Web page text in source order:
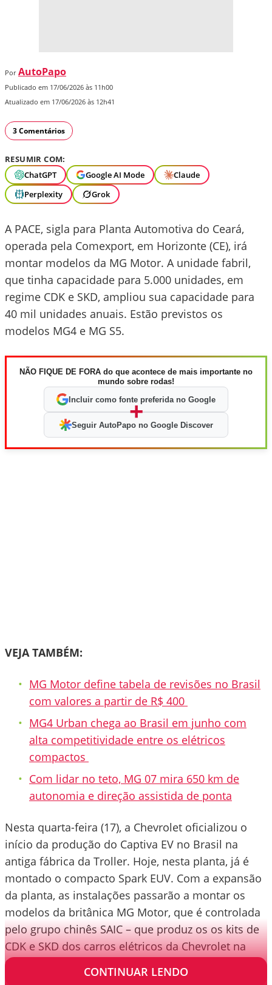
Por AutoPapo
Publicado em 17/06/2026 às 11h00
Atualizado em 17/06/2026 às 12h41
3 Comentários
RESUMIR COM:
ChatGPT
Google AI Mode
Claude
Perplexity
Grok
A PACE, sigla para Planta Automotiva do Ceará,
operada pela Comexport, em Horizonte (CE), irá
montar modelos da MG Motor. A unidade fabril,
que tinha capacidade para 5.000 unidades, em
regime CDK e SKD, ampliou sua capacidade para
40 mil unidades anuais. Estão previstos os
modelos MG4 e MG S5.
NÃO FIQUE DE FORA do que acontece de mais importante no
mundo sobre rodas!
Incluir como fonte preferida no Google
+
Seguir AutoPapo no Google Discover
VEJA TAMBÉM:
MG Motor define tabela de revisões no Brasil
com valores a partir de R$ 400
MG4 Urban chega ao Brasil em junho com
alta competitividade entre os elétricos
compactos
Com lidar no teto, MG 07 mira 650 km de
autonomia e direção assistida de ponta
Nesta quarta-feira (17), a Chevrolet oficializou o
início da produção do Captiva EV no Brasil na
antiga fábrica da Troller. Hoje, nesta planta, já é
montado o compacto Spark EUV. Com a expansão
da planta, as instalações passarão a montar os
modelos da britânica MG Motor, que é controlada
pelo grupo chinês SAIC – que produz os os kits de
CDK e SKD dos carros elétricos da Chevrolet na
China – lá vendidos como Wulling.
CONTINUAR LENDO